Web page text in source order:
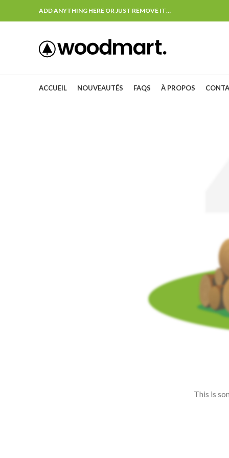
ADD ANYTHING HERE OR JUST REMOVE IT…
ACCUEIL NOUVEAUTÉS FAQS À PROPOS
This is